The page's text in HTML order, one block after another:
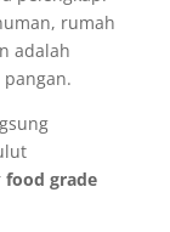
rumah
adalah
food grade